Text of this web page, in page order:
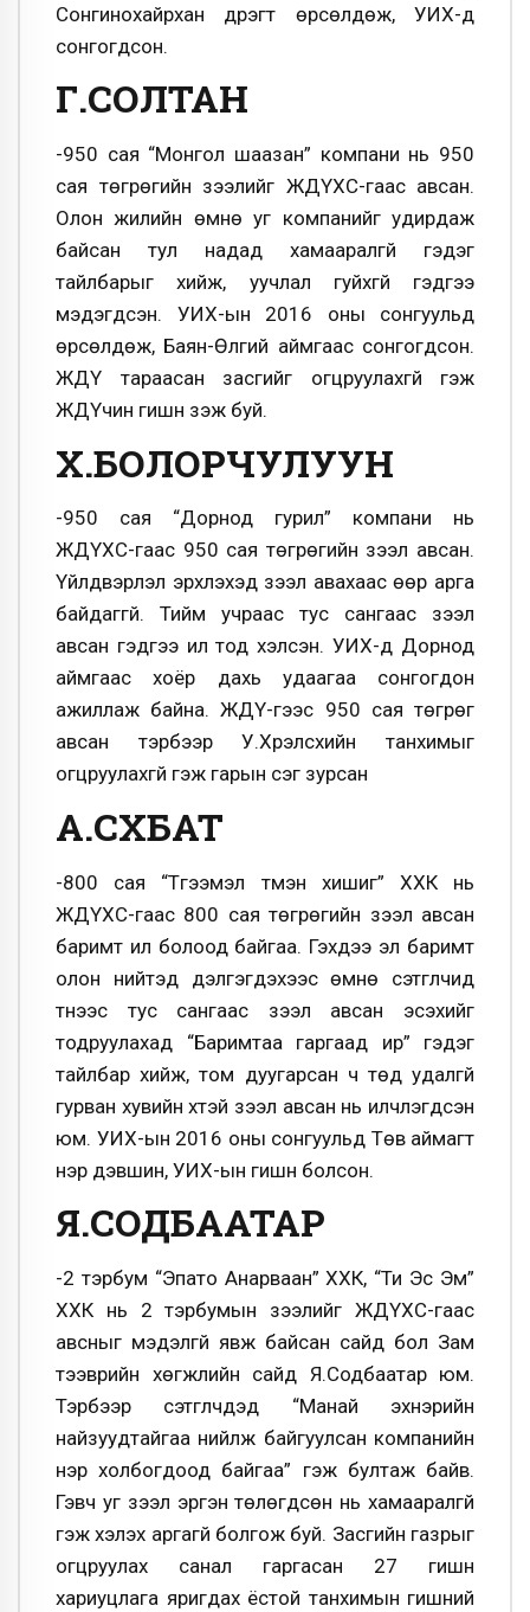
Сонгинохайрхан дүүрэгт өрсөлдөж, УИХ-д
сонгогдсон.
Г.СОЛТАН
-950 сая “Монгол шаазан” компани нь 950
сая төгрөгийн зээлийг ЖДҮХС-гаас авсан.
Олон жилийн өмнө уг компанийг удирдаж
байсан тул надад хамааралгүй гэдэг
тайлбарыг хийж, уучлал гуйхгүй гэдгээ
мэдэгдсэн. УИХ-ын 2016 оны сонгуульд
өрсөлдөж, Баян-Өлгий аймгаас сонгогдсон.
ЖДҮ тараасан засгийг огцруулахгүй гэж
ЖДҮчин гишүүн үзэж буй.
Х.БОЛОРЧУЛУУН
-950 сая “Дорнод гурил” компани нь
ЖДҮХС-гаас 950 сая төгрөгийн зээл авсан.
Үйлдвэрлэл эрхлэхэд зээл авахаас өөр арга
байдаггүй. Тийм учраас тус сангаас зээл
авсан гэдгээ ил тод хэлсэн. УИХ-д Дорнод
аймгаас хоёр дахь удаагаа сонгогдон
ажиллаж байна. ЖДҮ-гээс 950 сая төгрөг
авсан тэрбээр У.Хүрэлсүхийн танхимыг
огцруулахгүй гэж гарын үсэг зурсан
А.СҮХБАТ
-800 сая “Түгээмэл түмэн хишиг” ХХК нь
ЖДҮХС-гаас 800 сая төгрөгийн зээл авсан
баримт ил болоод байгаа. Гэхдээ эл баримт
олон нийтэд дэлгэгдэхээс өмнө сэтгүүлчид
түүнээс тус сангаас зээл авсан эсэхийг
тодруулахад “Баримтаа гаргаад ир” гэдэг
тайлбар хийж, том дуугарсан ч төд удалгүй
гурван хувийн хүүтэй зээл авсан нь илчлэгдсэн
юм. УИХ-ын 2016 оны сонгуульд Төв аймагт
нэр дэвшин, УИХ-ын гишүүн болсон.
Я.СОДБААТАР
-2 тэрбум “Эпато Анарваан” ХХК, “Ти Эс Эм”
ХХК нь 2 тэрбумын зээлийг ЖДҮХС-гаас
авсныг мэдэлгүй явж байсан сайд бол Зам
тээврийн хөгжлийн сайд Я.Содбаатар юм.
Тэрбээр сэтгүүлчдэд “Манай эхнэрийн
найзуудтайгаа нийлж байгуулсан компанийн
нэр холбогдоод байгаа” гэж бултаж байв.
Гэвч уг зээл эргэн төлөгдсөн нь хамааралгүй
гэж хэлэх аргагүй болгож буй. Засгийн газрыг
огцруулах санал гаргасан 27 гишүүн
хариуцлага яригдах ёстой танхимын гишүүний